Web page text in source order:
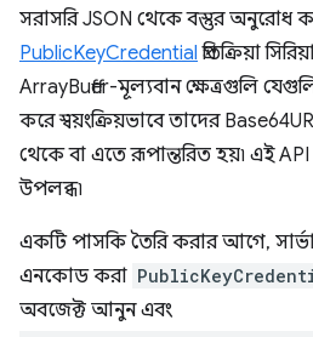
সরাসরি JSON থেকে বস্তুর অনুরোধ
PublicKeyCredential প্রতিক্রিয়া
ArrayBuffer-মূল্যবান ক্ষেত্রগুলি
করে স্বয়ংক্রিয়ভাবে তাদের
থেকে বা এতে রূপান্তরিত হয়৷ এই
উপলব্ধ৷
একটি পাসকি তৈরি করার আগে,
এনকোড করা
অবজেক্ট আনুন এবং